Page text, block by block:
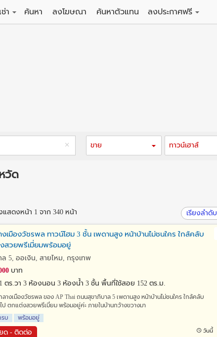
ช่า
ค้นหา ลงโฆษณา ค้นหาตัวแทน
ลงประกาศฟรี
ขาย ทาวน์เฮาส์
วัด
แสดงหน้า 1 จาก 340 หน้า เรียงลำดับ
งเมืองวัชรพล ทาวน์โฮม 3 ชั้น เพดานสูง หน้าบ้านไม่ชนใคร ใกล้คลับ
งสวยพรีเมี่ยมพร้อมอยู่
5, ออเงิน, สายไหม, กรุงเทพ
บาท
ตร.วา 3 ห้องนอน 3 ห้องน้ำ 3 ชั้น พื้นที่ใช้สอย 152 ตร.ม.
ลางเมืองวัชรพล ของ AP Thai ถนนสุขาภิบาล 5 เพดานสูง หน้าบ้านไม่ชนใคร ใกล้คลับ
ไป ตกแต่งสวยพรีเมี่ยม พร้อมอยู่ค่ะ ภายในบ้านกว้างขวางมา
รบ
พร้อมอยู่
ยด - ติดต่อ วันนี้